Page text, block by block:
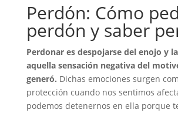
Perdón: Cómo
perdón y saber
Perdonar es despojarse del enojo y
aquella sensación negativa del
generó. Dichas emociones surgen
protección cuando nos sentimos
podemos detenernos en ella porque